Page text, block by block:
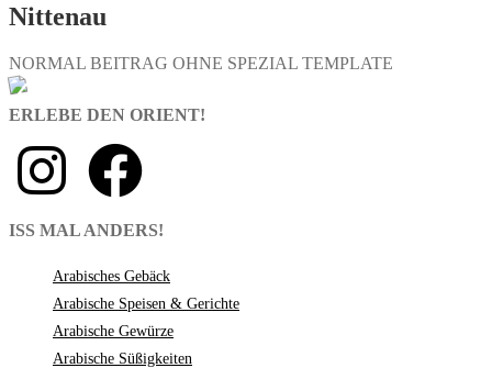
Nittenau
NORMAL BEITRAG OHNE SPEZIAL TEMPLATE
ERLEBE DEN ORIENT!
ISS MAL ANDERS!
Arabisches Gebäck
Arabische Speisen & Gerichte
Arabische Gewürze
Arabische Süßigkeiten